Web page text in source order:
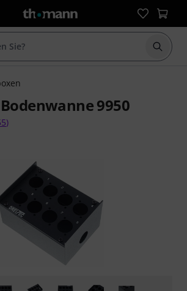
Suche
9950
von 5 Sternen aus 155 Kundenbewertungen
)